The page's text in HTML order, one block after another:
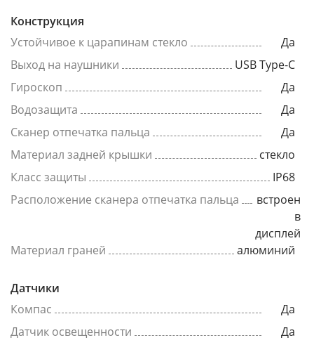
Конструкция
Устойчивое к царапинам стекло
Да
Выход на наушники
USB Type-C
Гироскоп
Да
Водозащита
Да
Сканер отпечатка пальца
Да
Материал задней крышки
стекло
Класс защиты
IP68
Расположение сканера отпечатка пальца
встроен
в
дисплей
Материал граней
алюминий
Датчики
Компас
Да
Датчик освещенности
Да